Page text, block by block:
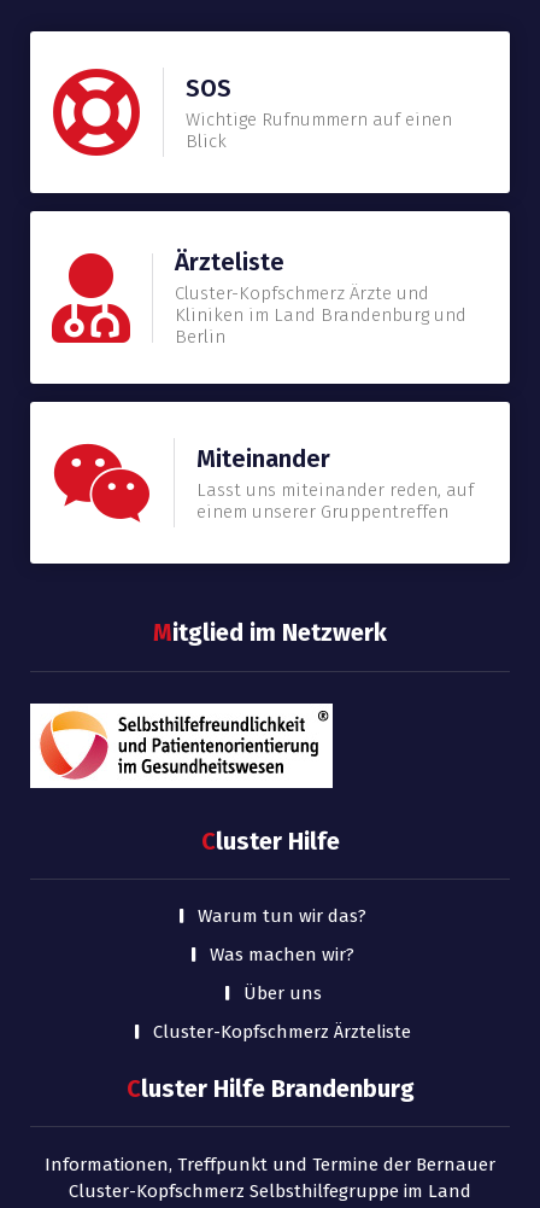
SOS
Wichtige Rufnummern auf einen
Blick
Ärzteliste
Cluster-Kopfschmerz Ärzte und
Kliniken im Land Brandenburg und
Berlin
Miteinander
Lasst uns miteinander reden, auf
einem unserer Gruppentreffen
Mitglied im Netzwerk
Cluster Hilfe
Warum tun wir das?
Was machen wir?
Über uns
Cluster-Kopfschmerz Ärzteliste
Cluster Hilfe Brandenburg
Informationen, Treffpunkt und Termine der Bernauer
Cluster-Kopfschmerz Selbsthilfegruppe im Land